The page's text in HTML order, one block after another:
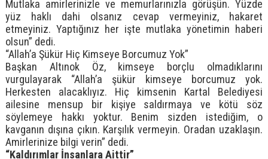
Mutlaka amirlerinizle ve memurlarınızla görüşün. Yüzde
yüz haklı dahi olsanız cevap vermeyiniz, hakaret
etmeyiniz. Yaptığınız her işte mutlaka yönetimin haberi
olsun” dedi.
“Allah’a Şükür Hiç Kimseye Borcumuz Yok”
Başkan Altınok Öz, kimseye borçlu olmadıklarını
vurgulayarak “Allah’a şükür kimseye borcumuz yok.
Herkesten alacaklıyız. Hiç kimsenin Kartal Belediyesi
ailesine mensup bir kişiye saldırmaya ve kötü söz
söylemeye hakkı yoktur. Benim sizden istediğim, o
kavganın dışına çıkın. Karşılık vermeyin. Oradan uzaklaşın.
Amirlerinize bilgi verin” dedi.
“Kaldırımlar İnsanlara Aittir”